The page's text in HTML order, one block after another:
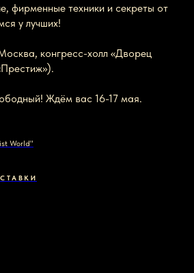
фирменные техники и секреты от
у лучших!
конгресс-холл «Дворец
Ждём вас 16-17 мая.
World"